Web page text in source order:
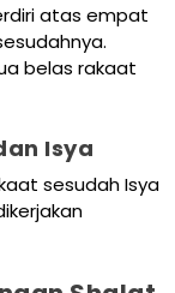
atas empat
belas rakaat
Isya
sesudah Isya